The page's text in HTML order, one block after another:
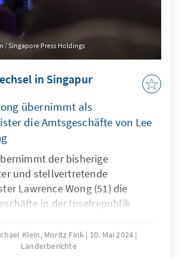
um Schadensbegrenzung?
/ Singapore Press Holdings
in Singapur
übernimmt als
die Amtsgeschäfte von Lee
der bisherige
und stellvertretende
Lawrence Wong (51) die
in der Inselrepublik
in der knapp sechzigjährigen
Landes seit der
Klein, Moritz Fink
10. Mai 2024
Länderberichte